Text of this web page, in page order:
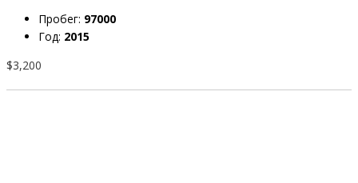
Пробег: 97000
Год: 2015
$3,200